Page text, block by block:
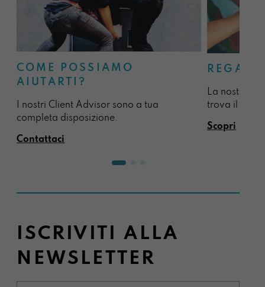
COME POSSIAMO
AIUTARTI?
I nostri Client Advisor sono a tua
completa disposizione.
Contattaci
La nostra
trova il
Scopri
ISCRIVITI ALLA
NEWSLETTER